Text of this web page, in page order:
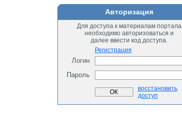
Авторизация
Для доступа к материалам портала
необходимо авторизоваться и
далее ввести код доступа.
Регистрация
Логин
Пароль
восстановить
доступ